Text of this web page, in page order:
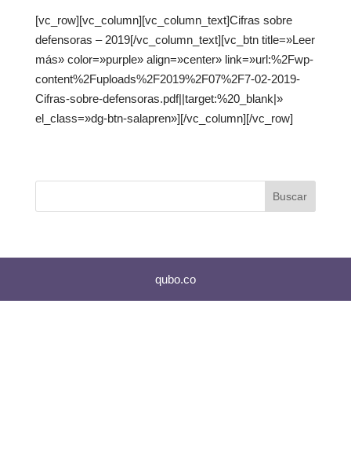
[vc_row][vc_column][vc_column_text]Cifras sobre
defensoras – 2019[/vc_column_text][vc_btn title=»Leer
más» color=»purple» align=»center» link=»url:%2Fwp-
content%2Fuploads%2F2019%2F07%2F7-02-2019-
Cifras-sobre-defensoras.pdf||target:%20_blank|»
el_class=»dg-btn-salapren»][/vc_column][/vc_row]
qubo.co